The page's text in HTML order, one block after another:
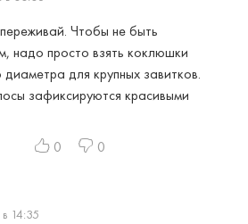
Чтобы не быть
надо просто взять коклюшки
для крупных завитков.
зафиксируются красивыми
0 0
14:35